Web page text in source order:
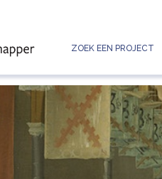
ZOEK EEN PROJECT